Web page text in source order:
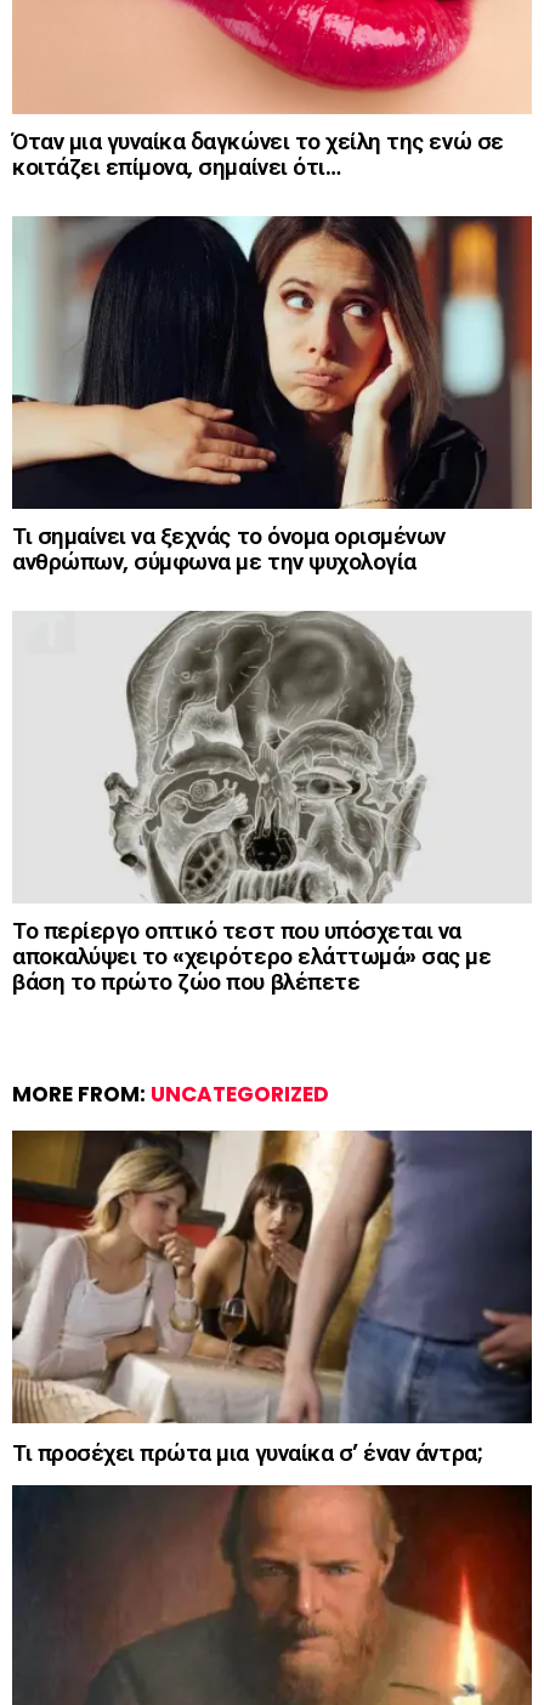
Όταν μια γυναίκα δαγκώνει το χείλη της ενώ σε
κοιτάζει επίμονα, σημαίνει ότι…
Τι σημαίνει να ξεχνάς το όνομα ορισμένων
ανθρώπων, σύμφωνα με την ψυχολογία
Το περίεργο οπτικό τεστ που υπόσχεται να
αποκαλύψει το «χειρότερο ελάττωμά» σας με
βάση το πρώτο ζώο που βλέπετε
MORE FROM: UNCATEGORIZED
Τι προσέχει πρώτα μια γυναίκα σ’ έναν άντρα;